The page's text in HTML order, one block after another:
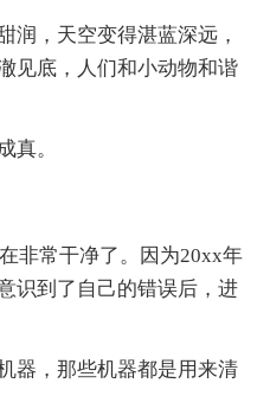
润，天空变得湛蓝深远，
见底，人们和小动物和谐
真。
非常干净了。因为20xx年
识到了自己的错误后，进
器，那些机器都是用来清